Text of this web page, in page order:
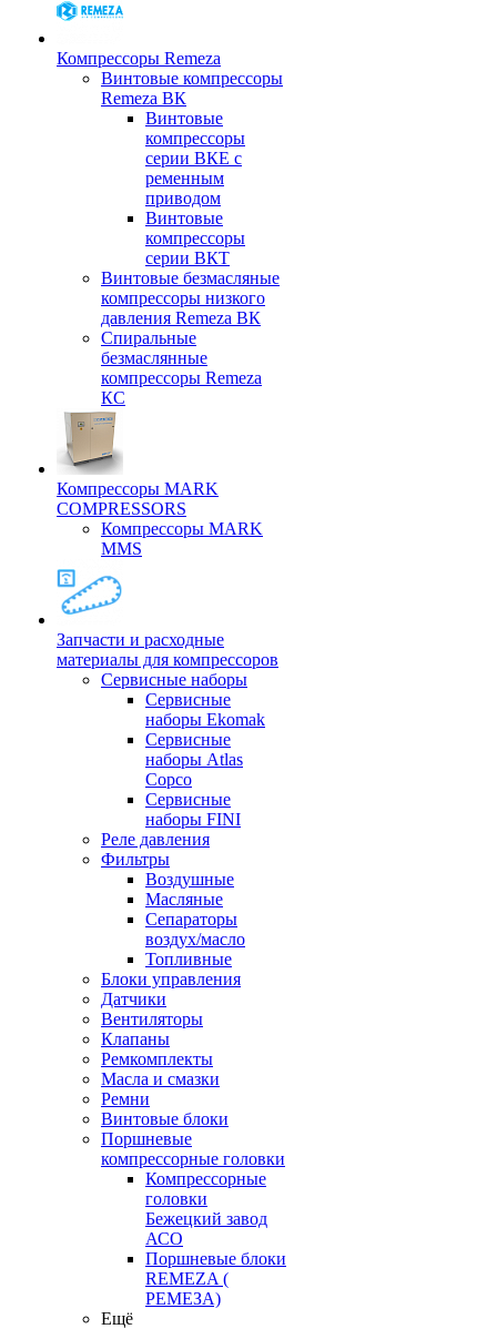
Компрессоры Remeza
Винтовые компрессоры
Remeza ВК
Винтовые
компрессоры
серии ВКЕ с
ременным
приводом
Винтовые
компрессоры
серии ВКТ
Винтовые безмасляные
компрессоры низкого
давления Remeza ВК
Спиральные
безмаслянные
компрессоры Remeza
КС
Компрессоры MARK
COMPRESSORS
Компрессоры MARK
MMS
Запчасти и расходные
материалы для компрессоров
Cервисные наборы
Сервисные
наборы Ekomak
Cервисные
наборы Atlas
Copco
Сервисные
наборы FINI
Реле давления
Фильтры
Воздушные
Масляные
Сепараторы
воздух/масло
Топливные
Блоки управления
Датчики
Вентиляторы
Клапаны
Ремкомплекты
Масла и смазки
Ремни
Винтовые блоки
Поршневые
компрессорные головки
Компрессорные
головки
Бежецкий завод
АСО
Поршневые блоки
REMEZA (
РЕМЕЗА)
Ещё